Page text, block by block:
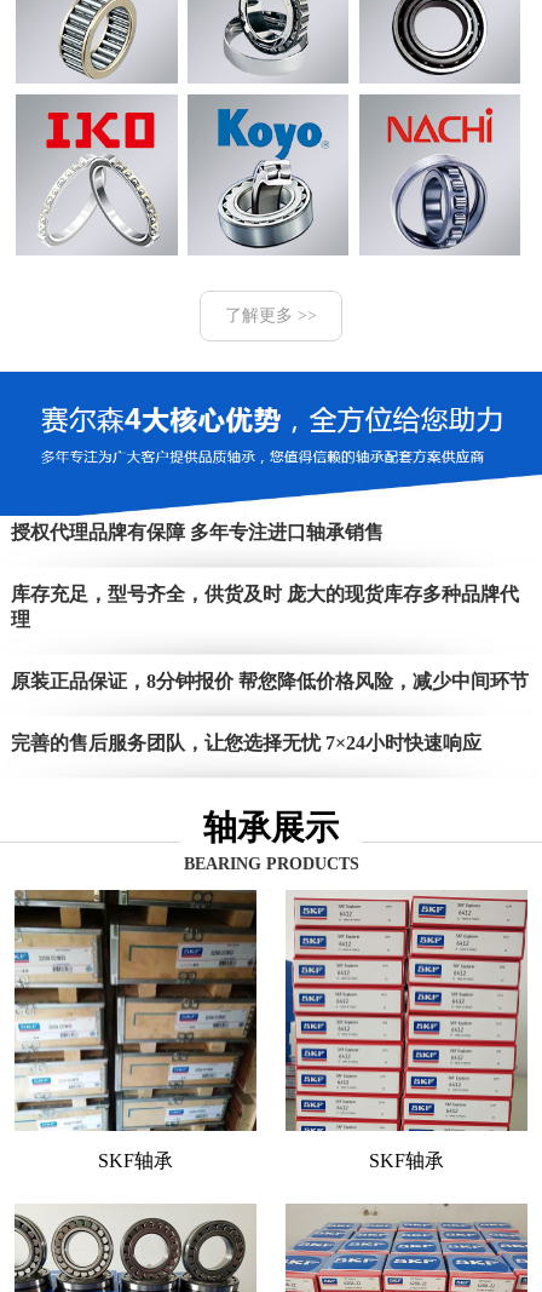
了解更多 >>
授权代理品牌有保障 多年专注进口轴承销售
库存充足，型号齐全，供货及时 庞大的现货库存多种品牌代
理
原装正品保证，8分钟报价 帮您降低价格风险，减少中间环节
完善的售后服务团队，让您选择无忧 7×24小时快速响应
轴承展示
BEARING PRODUCTS
SKF轴承 SKF轴承